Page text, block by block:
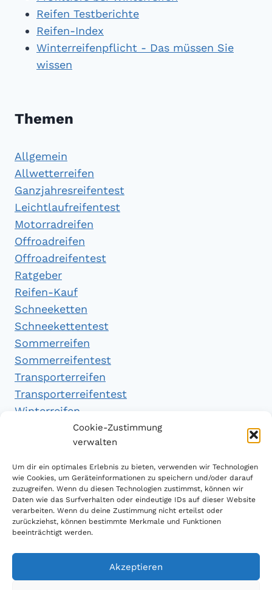
Cookie-Zustimmung
verwalten
Um dir ein optimales Erlebnis zu bieten, verwenden wir Technologien
wie Cookies, um Geräteinformationen zu speichern und/oder darauf
zuzugreifen. Wenn du diesen Technologien zustimmst, können wir
Daten wie das Surfverhalten oder eindeutige IDs auf dieser Website
verarbeiten. Wenn du deine Zustimmung nicht erteilst oder
zurückziehst, können bestimmte Merkmale und Funktionen
beeinträchtigt werden.
Akzeptieren
Reifen Testberichte
Reifen-Index
Winterreifenpflicht - Das müssen Sie
wissen
Themen
Allgemein
Allwetterreifen
Ganzjahresreifentest
Leichtlaufreifentest
Motorradreifen
Offroadreifen
Offroadreifentest
Ratgeber
Reifen-Kauf
Schneeketten
Schneekettentest
Sommerreifen
Sommerreifentest
Transporterreifen
Transporterreifentest
Winterreifen
Winterreifentest
Empfehlungen
Handytarifvergleich
Luftsport Magazin